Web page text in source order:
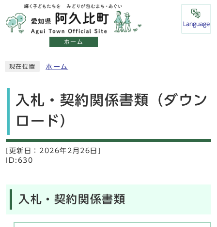
ホーム
Language
現在位置 ホーム
入札・契約関係書類（ダウン
ロード）
[更新日： 2026年2月26日]
ID:630
入札・契約関係書類